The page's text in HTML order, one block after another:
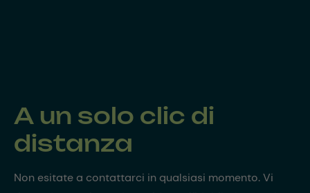
A un solo clic di
distanza
Non esitate a contattarci in qualsiasi momento. Vi